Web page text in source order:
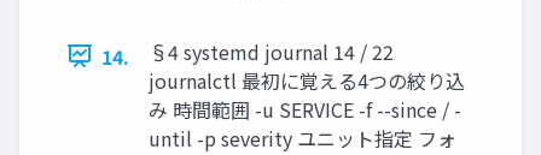
14.
§4 systemd journal 14 / 22
journalctl 最初に覚える4つの絞り込
み 時間範囲 -u SERVICE -f --since / -
until -p severity ユニット指定 フォ